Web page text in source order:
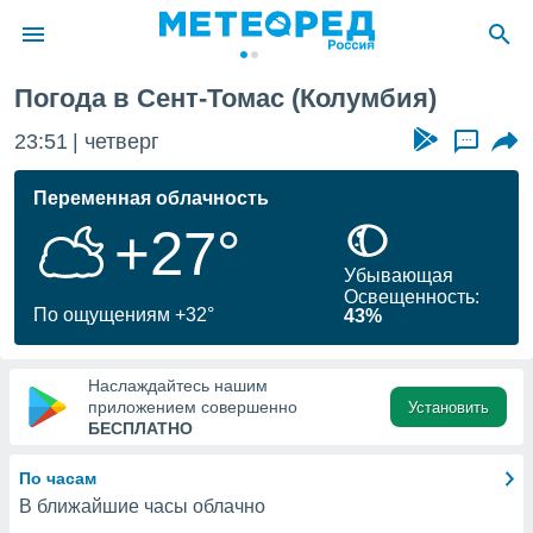
о
Вы можете
к этому
доступ
Погода в Сент-Томас (Колумбия)
23:51 четверг ...
Переменная облачность
+27°
По ощущениям +32°
Убывающая
Освещенность:
43%
Наслаждайтесь нашим
приложением совершенно
БЕСПЛАТНО
Установить
По часам
В ближайшие часы облачно